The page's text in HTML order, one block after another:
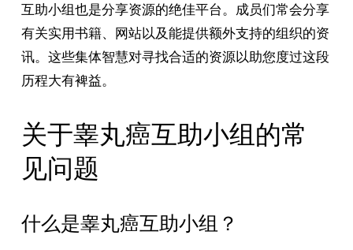
互助小组也是分享资源的绝佳平台。成员们常会分享
有关实用书籍、网站以及能提供额外支持的组织的资
讯。这些集体智慧对寻找合适的资源以助您度过这段
历程大有裨益。
关于睾丸癌互助小组的常
见问题
什么是睾丸癌互助小组？